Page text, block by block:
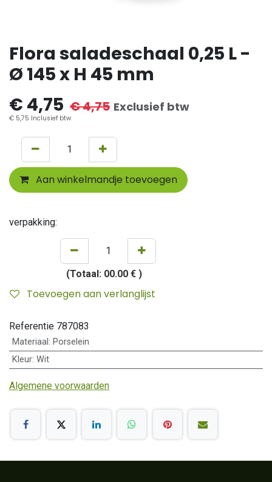
Flora saladeschaal 0,25 L -
Ø 145 x H 45 mm
€ 4,75 €4,75 Exclusief btw
€ 5,75 Inclusief btw
Aan winkelmandje toevoegen
verpakking:
(Totaal: 00.00 € )
Toevoegen aan verlanglijst
Referentie 787083
Materiaal : Porselein
Kleur: Wit
Algemene voorwaarden